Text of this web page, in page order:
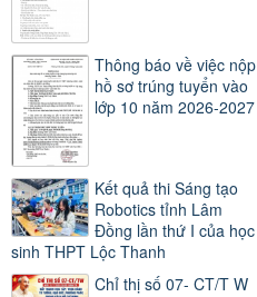
Thông báo về việc nộp
hồ sơ trúng tuyển vào
lớp 10 năm 2026-2027
Kết quả thi Sáng tạo
Robotics tỉnh Lâm
Đồng lần thứ I của học
sinh THPT Lộc Thanh
Chỉ thị số 07- CT/T W